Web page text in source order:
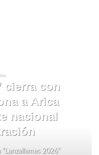
cierra con
a Arica
nacional
2026”